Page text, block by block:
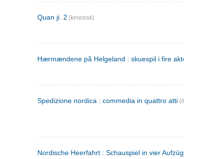
Quan ji. 2 (kinesisk)
Hærmændene på Helgeland : skuespil i fire akter
Spedizione nordica : commedia in quattro atti (italiensk)
Nordische Heerfahrt : Schauspiel in vier Aufzügen